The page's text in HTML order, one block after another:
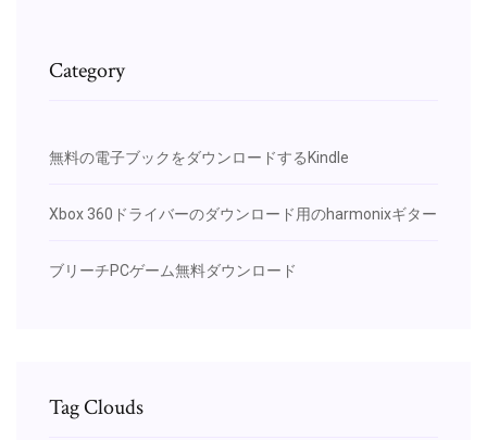
Category
無料の電子ブックをダウンロードするKindle
Xbox 360ドライバーのダウンロード用のharmonixギター
ブリーチPCゲーム無料ダウンロード
Tag Clouds